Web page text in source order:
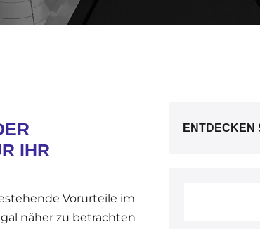
IHR
Vorurteile im
näher zu betrachten
ENTDECKEN